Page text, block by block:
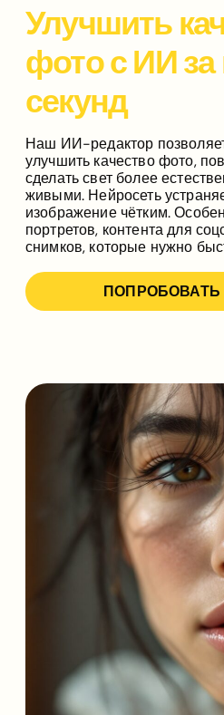
Улучшить
фото с ИИ за
секунд
Наш ИИ-редактор
улучшить качество фото,
сделать свет более
живыми. Нейросеть
изображение чётким.
портретов, контента для
снимков, которые нужно